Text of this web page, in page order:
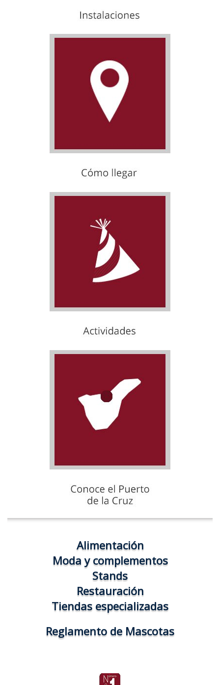
Alimentación
Moda y complementos
Stands
Restauración
Tiendas especializadas
Reglamento de Mascotas